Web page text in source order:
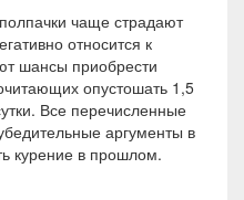
чаще страдают
относится к
шансы приобрести
опустошать 1,5
Все перечисленные
аргументы в
курение в прошлом.